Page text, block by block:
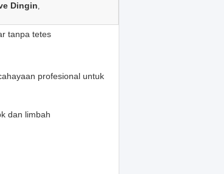
Dingin,
tanpa tetes
profesional untuk
dan limbah